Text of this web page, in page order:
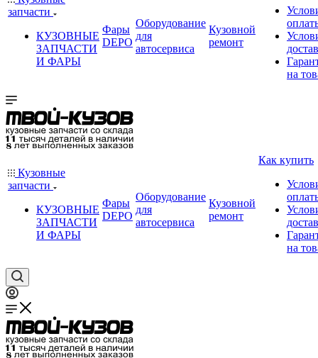
запчасти
КУЗОВНЫЕ
ЗАПЧАСТИ
И ФАРЫ
Фары
DEPO
Оборудование
для
автосервиса
Кузовной
ремонт
на
Кузовные
запчасти
КУЗОВНЫЕ
ЗАПЧАСТИ
И ФАРЫ
Фары
DEPO
Оборудование
для
автосервиса
Кузовной
ремонт
Как купить
на